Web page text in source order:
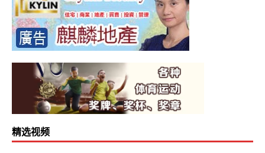
精选视频